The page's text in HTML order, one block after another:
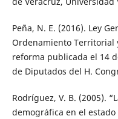
Peña, N. E. (2016). Ley
Ordenamiento Territorial
reforma publicada el 14
de Diputados del H.
Rodríguez, V. B. (2005).
demográfica en el estado